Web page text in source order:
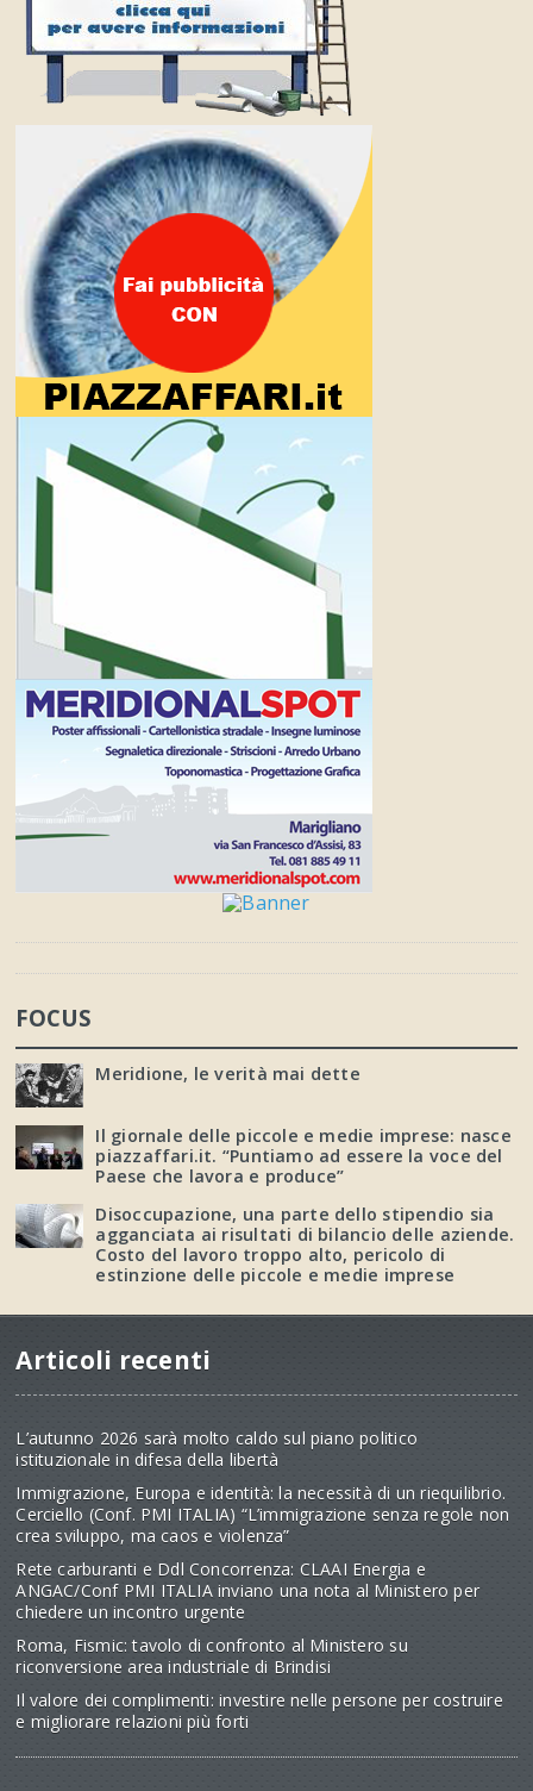
FOCUS
Meridione, le verità mai dette
Il giornale delle piccole e medie imprese: nasce
piazzaffari.it. “Puntiamo ad essere la voce del
Paese che lavora e produce”
Disoccupazione, una parte dello stipendio sia
agganciata ai risultati di bilancio delle aziende.
Costo del lavoro troppo alto, pericolo di
estinzione delle piccole e medie imprese
Articoli recenti
L’autunno 2026 sarà molto caldo sul piano politico
istituzionale in difesa della libertà
Immigrazione, Europa e identità: la necessità di un riequilibrio.
Cerciello (Conf. PMI ITALIA) “L’immigrazione senza regole non
crea sviluppo, ma caos e violenza”
Rete carburanti e Ddl Concorrenza: CLAAI Energia e
ANGAC/Conf PMI ITALIA inviano una nota al Ministero per
chiedere un incontro urgente
Roma, Fismic: tavolo di confronto al Ministero su
riconversione area industriale di Brindisi
Il valore dei complimenti: investire nelle persone per costruire
e migliorare relazioni più forti